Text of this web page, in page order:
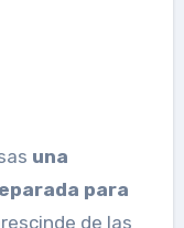
una
para
de las